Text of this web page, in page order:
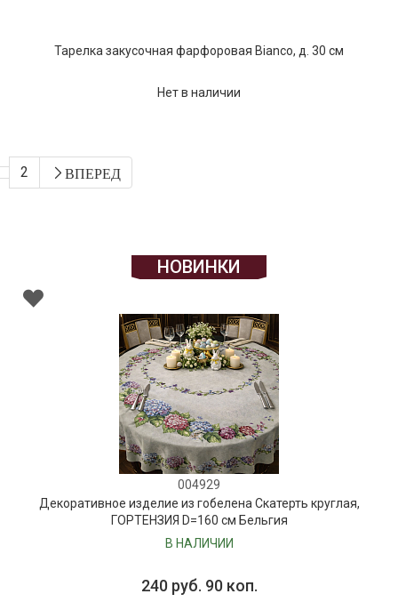
Тарелка закусочная фарфоровая Bianco, д. 30 см
Нет в наличии
2 ВПЕРЕД
НОВИНКИ
004929
Декоративное изделие из гобелена Скатерть круглая,
ГОРТЕНЗИЯ D=160 см Бельгия
В НАЛИЧИИ
240 руб. 90 коп.